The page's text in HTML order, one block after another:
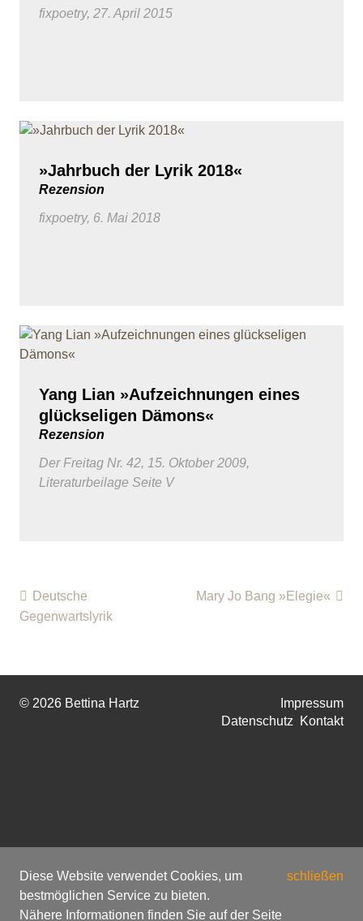
fixpoetry, 27. April 2015
»Jahrbuch der Lyrik 2018«
Rezension
fixpoetry, 6. Mai 2018
Yang Lian »Aufzeichnungen eines
glückseligen Dämons«
Rezension
Der Freitag Nr. 42, 15. Oktober 2009,
Literaturbeilage Seite V
Mary Jo Bang »Elegie«
Deutsche
Gegenwartslyrik
© 2026 Bettina Hartz
Impressum
Datenschutz
Kontakt
schließen
Diese Website verwendet Cookies, um
bestmöglichen Service zu bieten.
Nähere Informationen finden Sie auf der Seite